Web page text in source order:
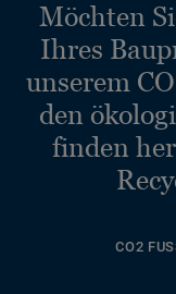
Möchten
Ihres
unserem
den
finden
CO2